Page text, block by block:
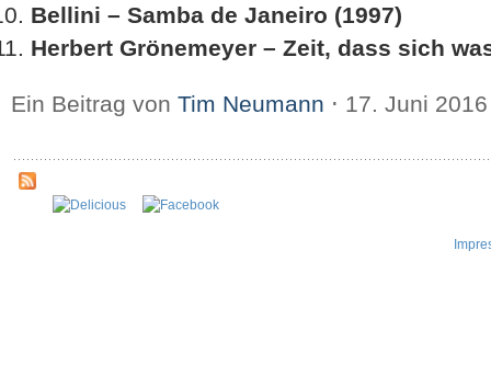
Bellini – Samba de Janeiro (1997)
Herbert Grönemeyer – Zeit, dass sich
Ein Beitrag von Tim Neumann ⋅ 17. Juni